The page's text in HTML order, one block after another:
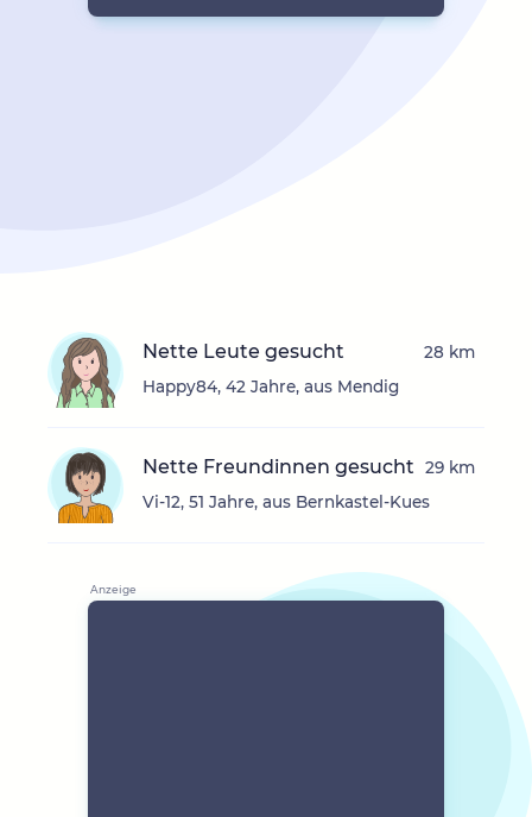
Nette Leute gesucht
Happy84, 42 Jahre, aus Mendig
28 km
Nette Freundinnen gesucht
Vi-12, 51 Jahre, aus Bernkastel-Kues
29 km